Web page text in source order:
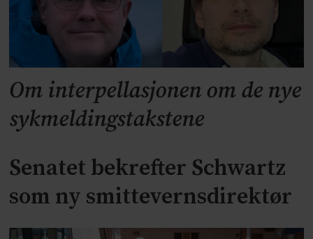
Om interpellasjonen om de nye
sykmeldingstakstene
Senatet bekrefter Schwartz
som ny smittevernsdirektør